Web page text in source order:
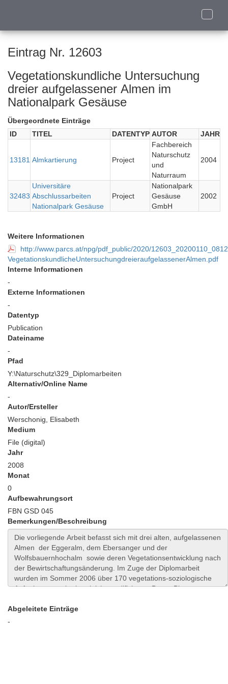
Toggle
Eintrag Nr. 12603
Vegetationskundliche Untersuchung
dreier aufgelassener Almen im
Nationalpark Gesäuse
Übergeordnete Einträge
ID
TITEL DATENTYP AUTOR JAHR
13181 Almkartierung Project
Fachbereich
Naturschutz
und
Naturraum
2004
32483
Universitäre
Abschlussarbeiten
Nationalpark Gesäuse
Project
Nationalpark
Gesäuse
GmbH
2002
Weitere Informationen
http://www.parcs.at/npg/pdf_public/2020/
VegetationskundlicheUntersuchungdreieraufgelassenerAlmen.pdf
Interne Informationen
-
Externe Informationen
-
Datentyp
Publication
Dateiname
-
Pfad
Y:\Naturschutz\329_Diplomarbeiten
Alternativ/Online Name
-
Autor/Ersteller
Werschonig, Elisabeth
Medium
File (digital)
Jahr
2008
Monat
0
Aufbewahrungsort
FBN GSD 045
Bemerkungen/Beschreibung
Abgeleitete Einträge
-